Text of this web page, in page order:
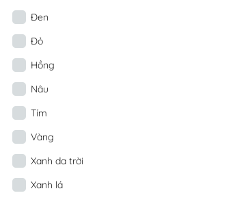
Đen
Đỏ
Hồng
Nâu
Tím
Vàng
Xanh da trời
Xanh lá